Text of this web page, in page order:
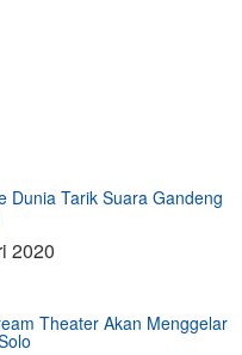
Dunia Tarik Suara Gandeng
2020
Theater Akan Menggelar